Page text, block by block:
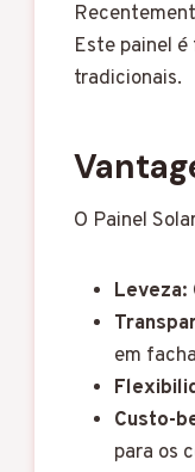
Este painel
tradicionais.
O Painel
Leveza:
em
Custo-
para os